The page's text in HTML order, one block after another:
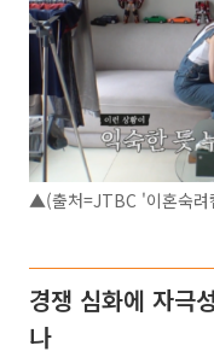
▲(출처=JTBC '이혼숙려
경쟁 심화에 자
나